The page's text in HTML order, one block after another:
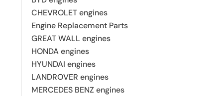
CHEVROLET engines
Engine Replacement Parts
GREAT WALL engines
HONDA engines
HYUNDAI engines
LANDROVER engines
MERCEDES BENZ engines